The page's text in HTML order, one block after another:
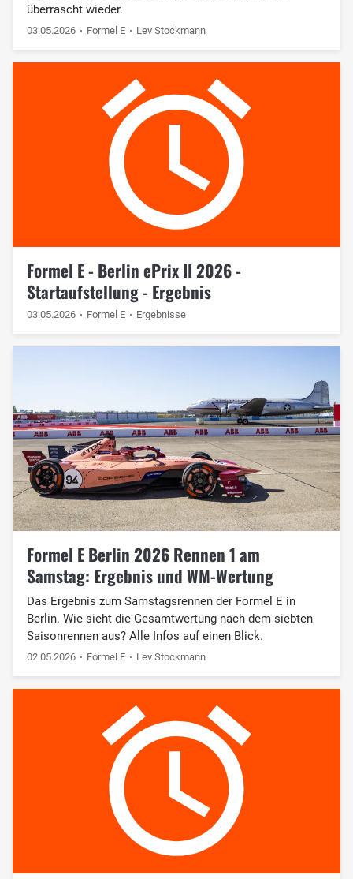
überrascht wieder.
03.05.2026 Formel E Lev Stockmann
Formel E - Berlin ePrix II 2026 -
Startaufstellung - Ergebnis
03.05.2026 Formel E Ergebnisse
Formel E Berlin 2026 Rennen 1 am
Samstag: Ergebnis und WM-Wertung
Das Ergebnis zum Samstagsrennen der Formel E in
Berlin. Wie sieht die Gesamtwertung nach dem siebten
Saisonrennen aus? Alle Infos auf einen Blick.
02.05.2026 Formel E Lev Stockmann